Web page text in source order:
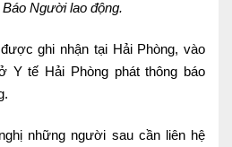
OFFICE
Người lao động.
ghi nhận tại Hải Phòng, vào
Y tế Hải Phòng phát thông báo
những người sau cần liên hệ